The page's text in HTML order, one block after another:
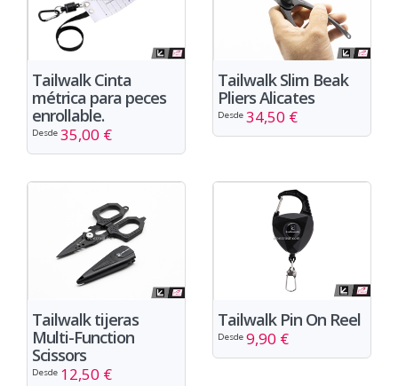
Tailwalk Cinta
métrica para peces
enrollable.
Desde 35,00 €
Tailwalk Slim Beak
Pliers Alicates
Desde 34,50 €
Tailwalk tijeras
Multi-Function
Scissors
Desde 12,50 €
Tailwalk Pin On Reel
Desde 9,90 €